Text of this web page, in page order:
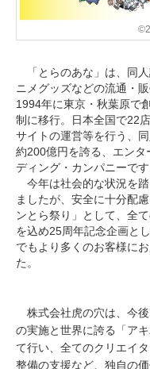
「とらのあな」は、同
ニメグッズなどの流通・
1994年に東京・秋葉原で
制に移行。日本全国で22
サイトの運営等を行う、
約200億円を誇る、エン
ディング・カンパニーで
今年は社会的な状況を
ましたが、安全に十分配
ンとら祭り」として、全
を込め25周年記念企画と
でもより多くのお客様に
た。
株式会社虎の穴は、今
の実施と世界に誇る「ア
て行い、全てのクリエイ
整備の支援など、独自の